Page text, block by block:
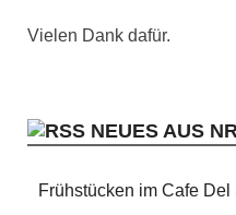
Vielen Dank dafür.
NEUES AUS
Frühstücken im Cafe